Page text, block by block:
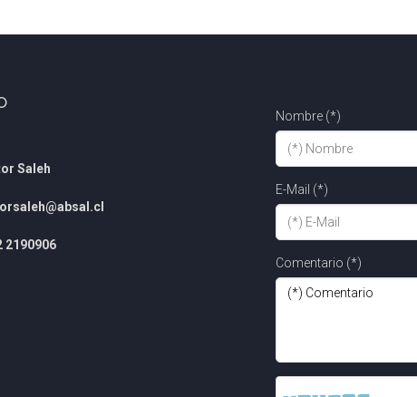
Saleh
2190906
Nombre (*)
E-Mail (*)
Comentario (*)